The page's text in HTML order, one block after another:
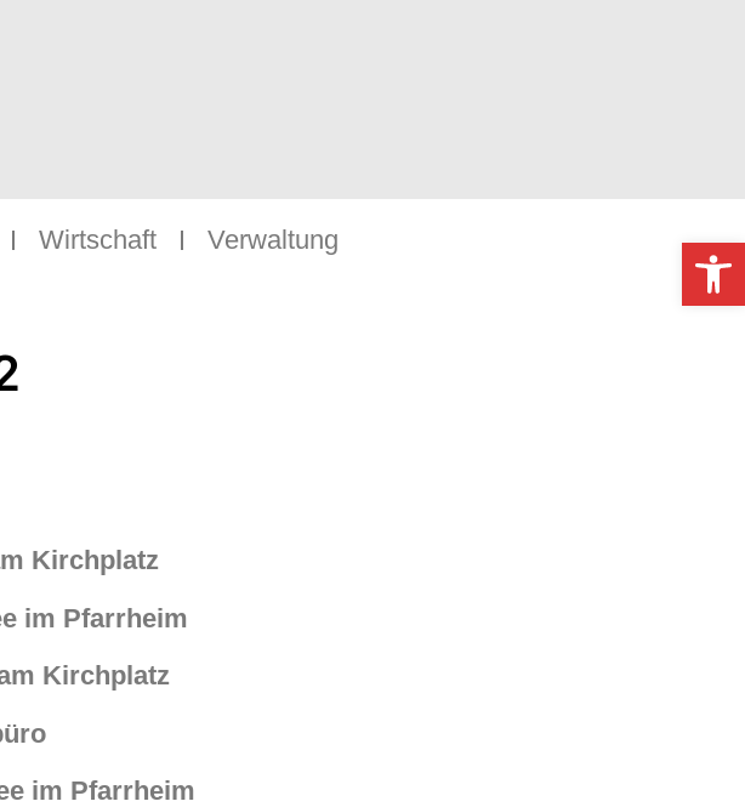
Wirtschaft Verwaltung
Kirchplatz
im Pfarrheim
am Kirchplatz
im Pfarrheim